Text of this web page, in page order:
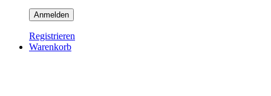
Registrieren
Warenkorb